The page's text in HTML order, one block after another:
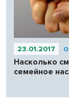
23.01.2017
Насколько
семейное